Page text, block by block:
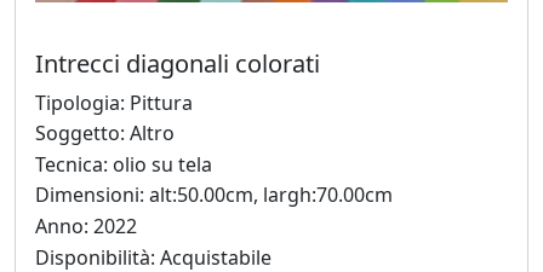
Antonio
Bardino
Mattia
Barone
Intrecci diagonali colorati
Tipologia: Pittura
Soggetto: Altro
Tecnica: olio su tela
Dimensioni: alt:50.00cm, largh:70.00cm
Anno: 2022
Disponibilità: Acquistabile